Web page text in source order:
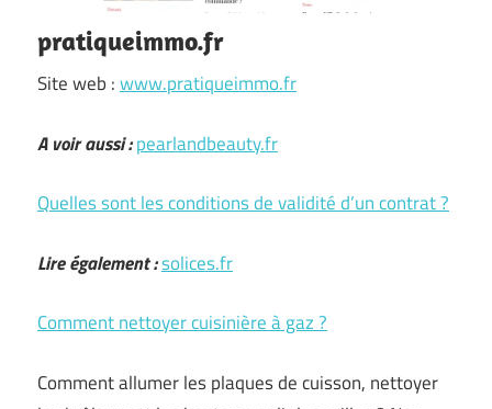
pratiqueimmo.fr
Site web :www.pratiqueimmo.fr
A voir aussi :pearlandbeauty.fr
Quelles sont les conditions de validité d’un contrat ?
Lire également :solices.fr
Comment nettoyer cuisinière à gaz ?
Comment allumer les plaques de cuisson, nettoyer